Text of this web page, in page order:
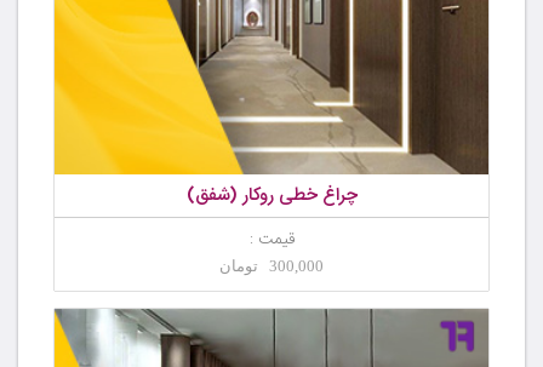
چراغ خطی روکار (شفق)
قیمت :
300,000 تومان